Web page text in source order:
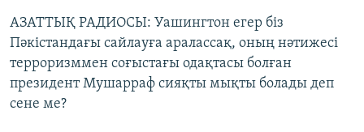
АЗАТТЫҚ РАДИОСЫ: Уашингтон егер біз
Пәкістандағы сайлауға аралассақ, оның нәтижесі
терроризммен соғыстағы одақтасы болған
президент Мушарраф сияқты мықты болады деп
сене ме?